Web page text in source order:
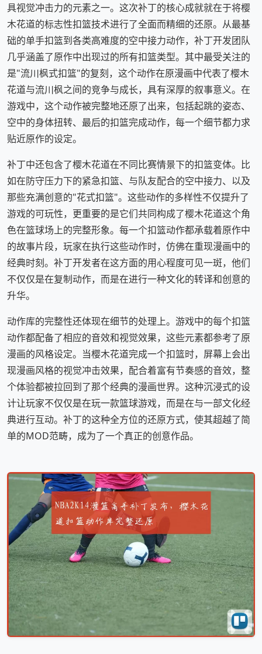
具视觉冲击力的元素之一。这次补丁的核心成就就在于将樱
木花道的标志性扣篮技术进行了全面而精细的还原。从最基
础的单手扣篮到各类高难度的空中接力动作，补丁开发团队
几乎涵盖了原作中出现过的所有扣篮类型。其中最受关注的
是"流川枫式扣篮"的复刻，这个动作在原漫画中代表了樱木
花道与流川枫之间的竞争与成长，具有深厚的叙事意义。在
游戏中，这个动作被完整地还原了出来，包括起跳的姿态、
空中的身体扭转、最后的扣篮完成动作，每一个细节都力求
贴近原作的设定。
补丁中还包含了樱木花道在不同比赛情景下的扣篮变体。比
如在防守压力下的紧急扣篮、与队友配合的空中接力、以及
那些充满创意的"花式扣篮"。这些动作的多样性不仅提升了
游戏的可玩性，更重要的是它们共同构成了樱木花道这个角
色在篮球场上的完整形象。每一个扣篮动作都承载着原作中
的故事片段，玩家在执行这些动作时，仿佛在重现漫画中的
经典时刻。补丁开发者在这方面的用心程度可见一斑，他们
不仅仅是在复制动作，而是在进行一种文化的转译和创意的
升华。
动作库的完整性还体现在细节的处理上。游戏中的每个扣篮
动作都配备了相应的音效和视觉效果，这些元素都参考了原
漫画的风格设定。当樱木花道完成一个扣篮时，屏幕上会出
现漫画风格的视觉冲击效果，配合着富有节奏感的音效，整
个体验都被拉回到了那个经典的漫画世界。这种沉浸式的设
计让玩家不仅仅是在玩一款篮球游戏，而是在与一部文化经
典进行互动。补丁的这种全方位的还原方式，使其超越了简
单的MOD范畴，成为了一个真正的创意作品。